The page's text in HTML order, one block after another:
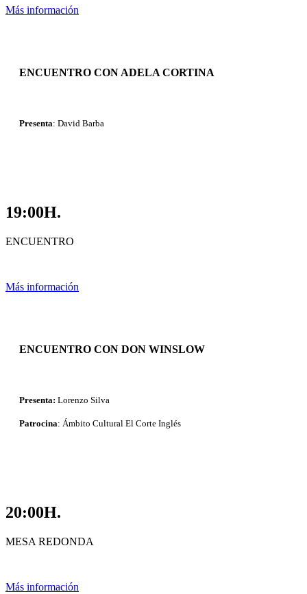
Más información
ENCUENTRO CON ADELA CORTINA
Presenta: David Barba
19:00H.
ENCUENTRO
Más información
ENCUENTRO CON DON WINSLOW
Presenta: Lorenzo Silva
Patrocina: Ámbito Cultural El Corte Inglés
20:00H.
MESA REDONDA
Más información